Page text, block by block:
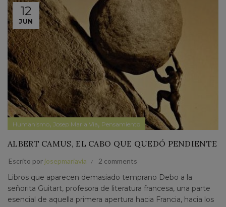
12
JUN
Humanismo, Josep Maria Via, Pensamiento
ALBERT CAMUS, EL CABO QUE QUEDÓ PENDIENTE
Escrito por josepmariavia 2 comments
Libros que aparecen demasiado temprano Debo a la
señorita Guitart, profesora de literatura francesa, una parte
esencial de aquella primera apertura hacia Francia, hacia los